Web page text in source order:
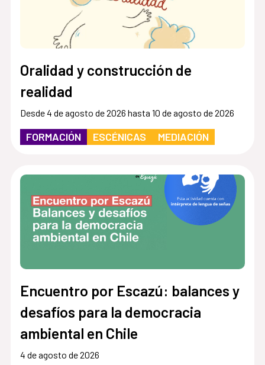
Oralidad y construcción de
realidad
Desde 4 de agosto de 2026 hasta 10 de agosto de 2026
FORMACIÓN ESCÉNICAS MEDIACIÓN
Encuentro por Escazú: balances y
desafíos para la democracia
ambiental en Chile
4 de agosto de 2026